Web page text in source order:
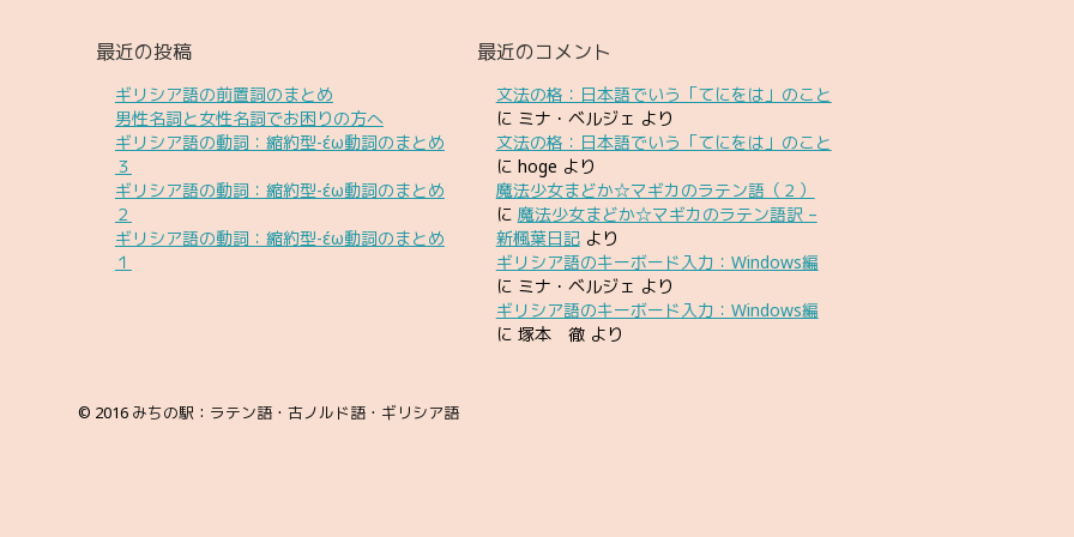
最近の投稿
ギリシア語の前置詞のまとめ
男性名詞と女性名詞でお困りの方へ
ギリシア語の動詞：縮約型-έω動詞のまとめ
３
ギリシア語の動詞：縮約型-έω動詞のまとめ
２
ギリシア語の動詞：縮約型-έω動詞のまとめ
１
最近のコメント
文法の格：日本語でいう「てにをは」のこと
に ミナ・ベルジェ より
文法の格：日本語でいう「てにをは」のこと
に hoge より
魔法少女まどか☆マギカのラテン語（２）
に 魔法少女まどか☆マギカのラテン語訳 –
新楓葉日記より
ギリシア語のキーボード入力：Windows編
に ミナ・ベルジェ より
ギリシア語のキーボード入力：Windows編
に 塚本 徹より
© 2016 みちの駅：ラテン語・古ノルド語・ギリシア語